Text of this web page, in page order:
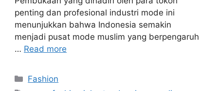
penting dan profesional industri mode ini
menunjukkan bahwa Indonesia semakin
menjadi pusat mode muslim yang berpengaruh
… Read more
Categories
Fashion